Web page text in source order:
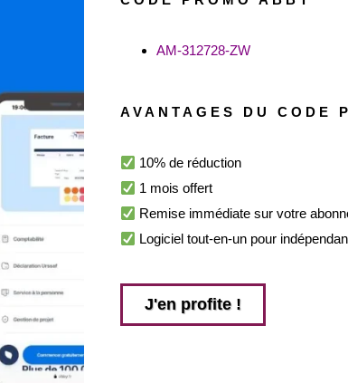
AM-312728-ZW
AVANTAGES DU CODE
10% de réduction
1 mois offert
Remise immédiate sur votre
Logiciel tout-en-un pour
J'en profite !